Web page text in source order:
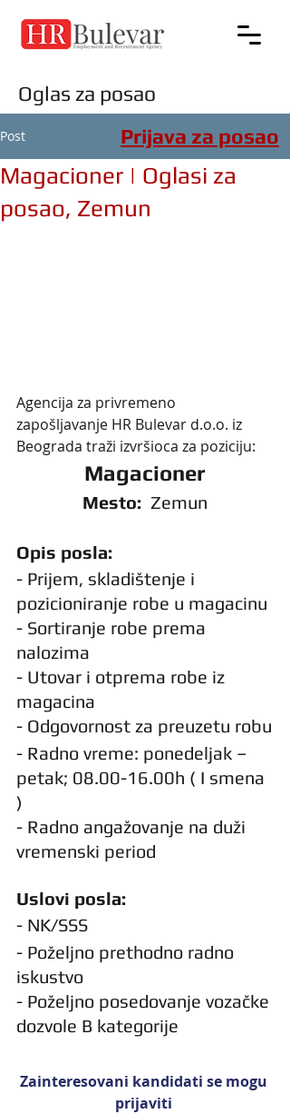
Oglas za posao
Post
Magacioner | Oglasi za
posao, Zemun
Agencija za privremeno
zapošljavanje HR Bulevar d.o.o. iz
Beograda traži izvršioca za poziciju:
Magacioner
Mesto:
  Zemun
Opis posla:
- Prijem, skladištenje i
pozicioniranje robe u magacinu
- Sortiranje robe prema
nalozima
- Utovar i otprema robe iz
magacina
- Odgovornost za preuzetu robu
- Radno vreme: ponedeljak –
petak; 08.00-16.00h ( I smena
)
- Radno angažovanje na duži
vremenski period
Uslovi posla:
- NK/SSS
- Poželjno prethodno radno
iskustvo
- Poželjno posedovanje vozačke
dozvole B kategorije
Zainteresovani kandidati se mogu
prijaviti
Prijava za posao